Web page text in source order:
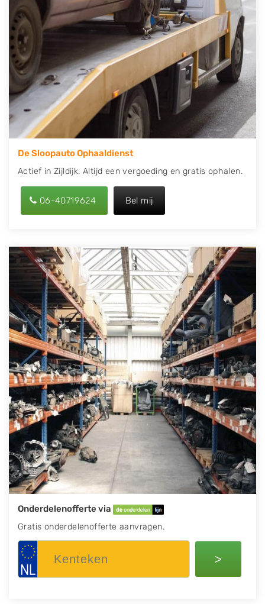
kenteken in en druk op verzenden.
Wij kunnen u helpen met de inkoop van auto's van
eigenlijk alle merken, zoals Alfa Romeo, Audi, BMW,
Chevrolet, Citroën, Dacia, Fiat, Ford, Honda, Hyundai,
Kia, Mazda, Mercedes Benz, Mitsubishi, Nissan, Opel,
Peugeot, Porsche, Renault, Seat, Skoda, Suzuki, Tesla,
Toyota, Volkswagen en Volvo.
De Sloopauto Ophaaldienst
Actief in Zijldijk. Altijd een vergoeding en gratis ophalen.
06-40719624 Bel mij
Onderdelenofferte via
Gratis onderdelenofferte aanvragen.
>